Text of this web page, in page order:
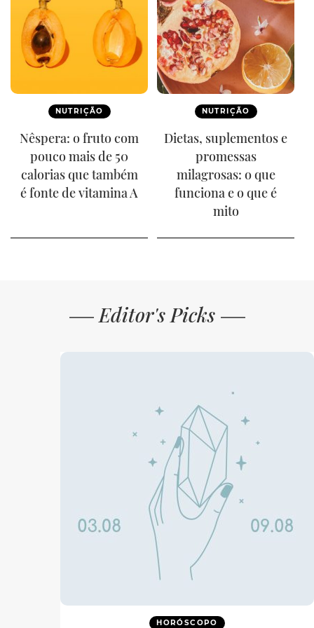
NUTRIÇÃO
Nêspera: o fruto com
pouco mais de 50
calorias que também
é fonte de vitamina A
NUTRIÇÃO
Dietas, suplementos e
promessas
milagrosas: o que
funciona e o que é
mito
Editor's Picks
HORÓSCOPO